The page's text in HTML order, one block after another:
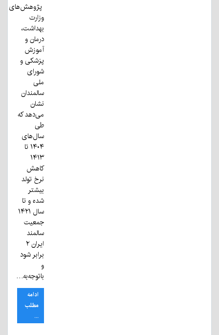
پژوهش‌های
وزارت
بهداشت،
درمان و
آموزش
پزشکی و
شورای
ملی
سالمندان
نشان
می‌دهد که
طی
سال‌های
۱۴۰۴ تا
۱۴۱۳
کاهش
نرخ تولد
بیشتر
شده و تا
سال ۱۴۲۱
جمعیت
سالمند
ایران ۲
برابر شود
و
باتوجه‌به…
ادامه
مطلب
...